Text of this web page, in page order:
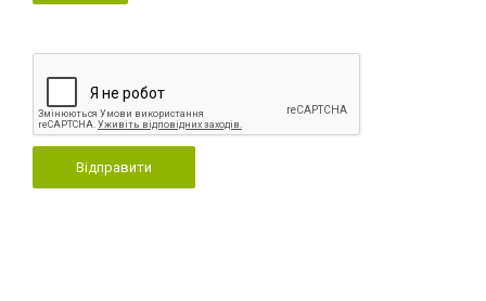
Відправити